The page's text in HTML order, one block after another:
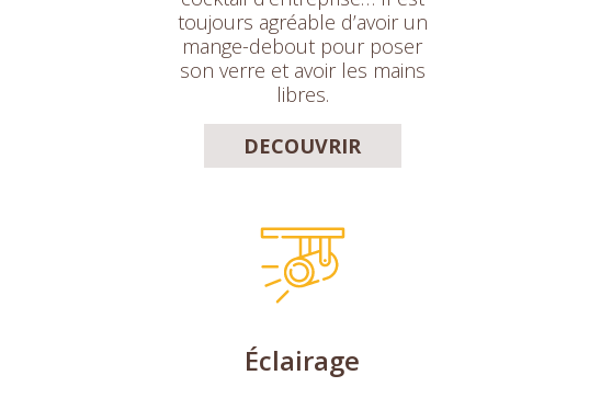
toujours agréable d’avoir un
mange-debout pour poser
son verre et avoir les mains
libres.
DECOUVRIR
Éclairage